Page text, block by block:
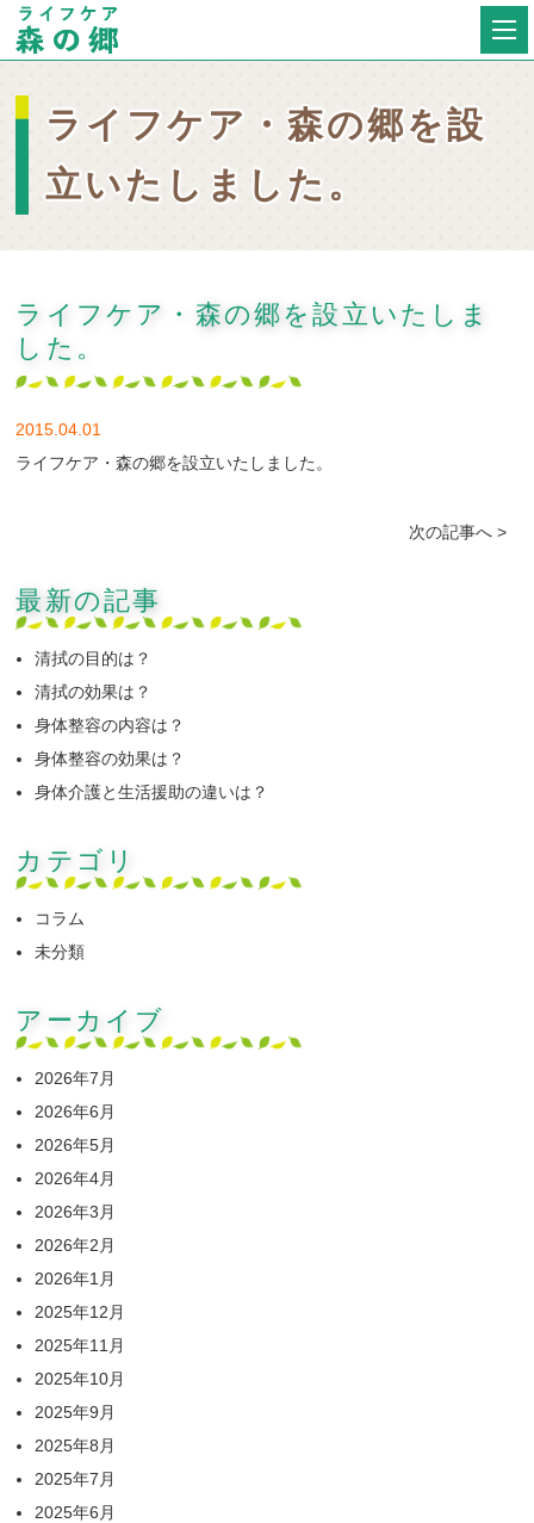
ライフケア・森の郷を設
立いたしました。
ライフケア・森の郷を設立いたしま
した。
2015.04.01
ライフケア・森の郷を設立いたしました。
次の記事へ >
最新の記事
清拭の目的は？
清拭の効果は？
身体整容の内容は？
身体整容の効果は？
身体介護と生活援助の違いは？
カテゴリ
コラム
未分類
アーカイブ
2026年7月
2026年6月
2026年5月
2026年4月
2026年3月
2026年2月
2026年1月
2025年12月
2025年11月
2025年10月
2025年9月
2025年8月
2025年7月
2025年6月